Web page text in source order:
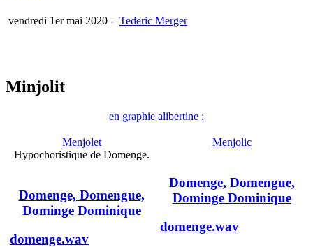
vendredi 1er mai 2020 - Tederic Merger
Minjolit
en graphie alibertine :
Menjolet
Hypochoristique de Domenge.
Domenge, Domengue,
Dominge Dominique
domenge.wav
Menjolic
Domenge, Domengue,
Dominge Dominique
domenge.wav